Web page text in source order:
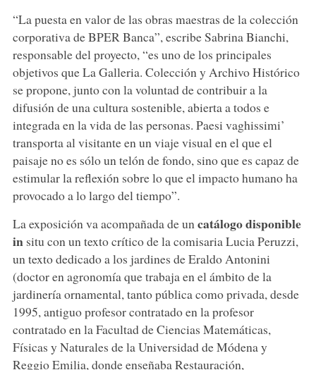
“La puesta en valor de las obras maestras de la colección
corporativa de BPER Banca”, escribe Sabrina Bianchi,
responsable del proyecto, “es uno de los principales
objetivos que La Galleria. Colección y Archivo Histórico
se propone, junto con la voluntad de contribuir a la
difusión de una cultura sostenible, abierta a todos e
integrada en la vida de las personas. Paesi vaghissimi’
transporta al visitante en un viaje visual en el que el
paisaje no es sólo un telón de fondo, sino que es capaz de
estimular la reflexión sobre lo que el impacto humano ha
provocado a lo largo del tiempo”.
La exposición va acompañada de un catálogo disponible
in situ con un texto crítico de la comisaria Lucia Peruzzi,
un texto dedicado a los jardines de Eraldo Antonini
(doctor en agronomía que trabaja en el ámbito de la
jardinería ornamental, tanto pública como privada, desde
1995, antiguo profesor contratado en la profesor
contratado en la Facultad de Ciencias Matemáticas,
Físicas y Naturales de la Universidad de Módena y
Reggio Emilia, donde enseñaba Restauración,